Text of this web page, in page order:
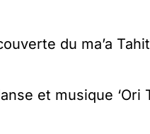
du ma’a
et musique ‘Ori